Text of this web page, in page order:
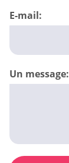
E-mail:
Un message: